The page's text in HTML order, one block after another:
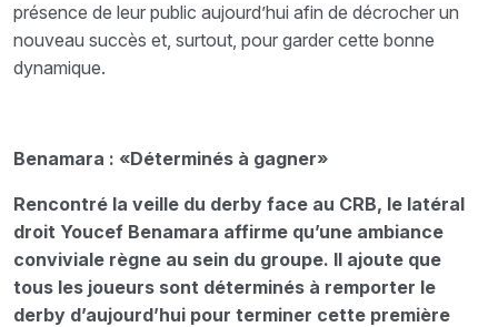
présence de leur public aujourd’hui afin de décrocher un
nouveau succès et, surtout, pour garder cette bonne
dynamique.
Benamara : «Déterminés à gagner»
Rencontré la veille du derby face au CRB, le latéral
droit Youcef Benamara affirme qu’une ambiance
conviviale règne au sein du groupe. Il ajoute que
tous les joueurs sont déterminés à remporter le
derby d’aujourd’hui pour terminer cette première